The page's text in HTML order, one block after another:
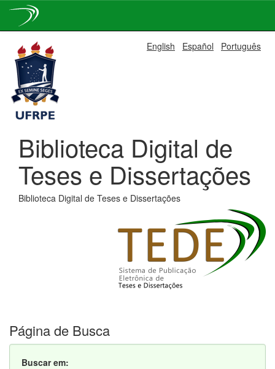
navigation
English Español Português
Biblioteca Digital de
Teses e Dissertações
Biblioteca Digital de Teses e Dissertações
Página de Busca
Buscar em: